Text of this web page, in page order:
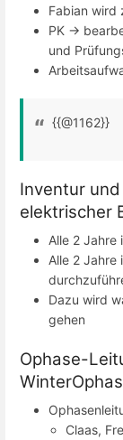
Fabian wird
PK ->
und
{{@1162}}
Inventur
elektrischer
Alle 2 Jahre
Alle 2 Jahre
Dazu wird
gehen
Ophase-
Claas,